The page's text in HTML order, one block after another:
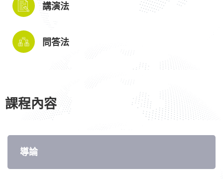
講演法
問答法
課程內容
導論